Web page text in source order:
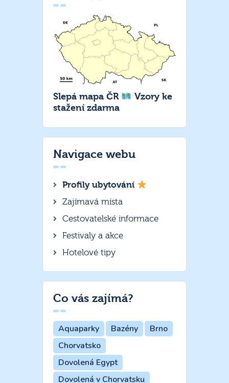
Slepá mapa ČR
Vzory ke
stažení zdarma
Navigace webu
Profily ubytování
Zajímavá místa
Cestovatelské informace
Festivaly a akce
Hotelové tipy
Co vás zajímá?
Aquaparky Bazény
Brno
Chorvatsko
Dovolená Egypt
Dovolená v Chorvatsku